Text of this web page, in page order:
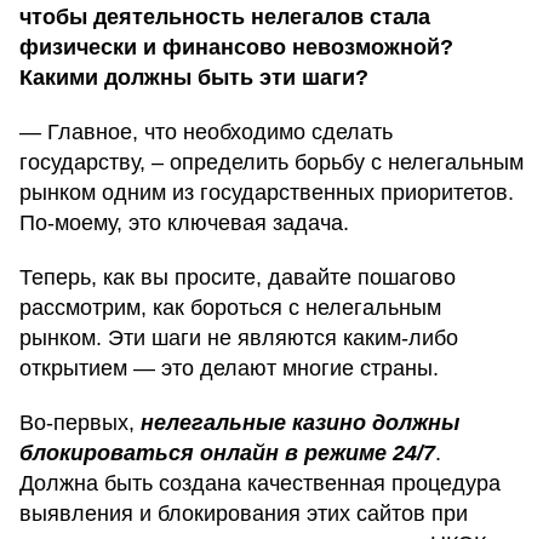
чтобы деятельность нелегалов стала
физически и финансово невозможной?
Какими должны быть эти шаги?
— Главное, что необходимо сделать
государству, – определить борьбу с нелегальным
рынком одним из государственных приоритетов.
По-моему, это ключевая задача.
Теперь, как вы просите, давайте пошагово
рассмотрим, как бороться с нелегальным
рынком. Эти шаги не являются каким-либо
открытием — это делают многие страны.
Во-первых, нелегальные казино должны
блокироваться онлайн в режиме 24/7.
Должна быть создана качественная процедура
выявления и блокирования этих сайтов при